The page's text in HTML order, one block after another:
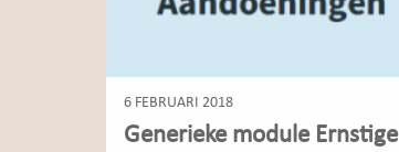
6 FEBRUARI 2018
Generieke module Ernstige